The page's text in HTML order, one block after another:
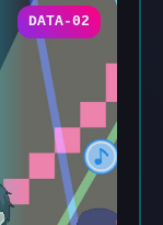
DATA-02